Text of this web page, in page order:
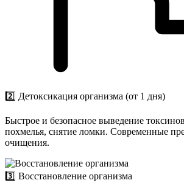
2️⃣ Детоксикация организма (от 1 дня)
Быстрое и безопасное выведение
похмелья, снятие ломки. Современные
очищения.
3️⃣ Восстановление организма